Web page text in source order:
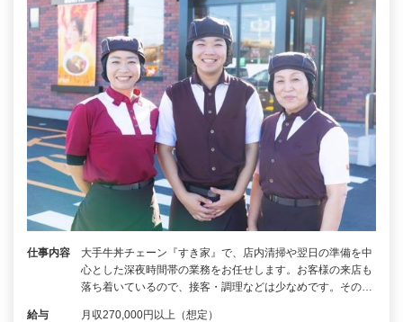
仕事内容
大手牛丼チェーン『すき家』で、店内清掃や翌日の準備を中
心とした深夜時間帯の業務をお任せします。お客様の来店も
落ち着いているので、接客・調理などは少なめです。その…
給与 月収270,000円以上（想定）